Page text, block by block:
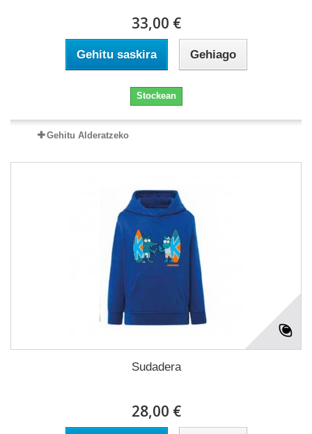
33,00 €
Gehitu saskira Gehiago
Stockean
Gehitu Alderatzeko
Sudadera
28,00 €